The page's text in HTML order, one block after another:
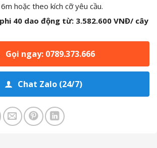
hoặc theo kích cỡ yêu cầu.
40 dao động từ: 3.582.600 VNĐ/ cây
Gọi ngay: 0789.373.666
Chat Zalo (24/7)